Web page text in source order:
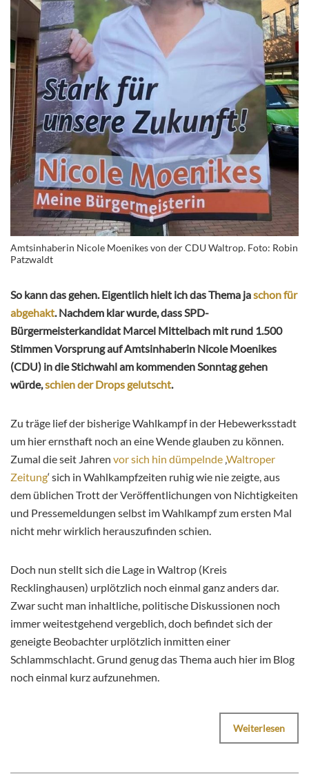
Amtsinhaberin Nicole Moenikes von der CDU Waltrop. Foto: Robin
Patzwaldt
So kann das gehen. Eigentlich hielt ich das Thema jaschon für
abgehakt. Nachdem klar wurde, dass SPD-
Bürgermeisterkandidat Marcel Mittelbach mit rund 1.500
Stimmen Vorsprung auf Amtsinhaberin Nicole Moenikes
(CDU) in die Stichwahl am kommenden Sonntag gehen
würde,schien der Drops gelutscht.
Zu träge lief der bisherige Wahlkampf in der Hebewerksstadt
um hier ernsthaft noch an eine Wende glauben zu können.
Zumal die seit Jahren vor sich hin dümpelnde ‚Waltroper
Zeitung‘ sich in Wahlkampfzeiten ruhig wie nie zeigte, aus
dem üblichen Trott der Veröffentlichungen von Nichtigkeiten
und Pressemeldungen selbst im Wahlkampf zum ersten Mal
nicht mehr wirklich herauszufinden schien.
Doch nun stellt sich die Lage in Waltrop (Kreis
Recklinghausen) urplötzlich noch einmal ganz anders dar.
Zwar sucht man inhaltliche, politische Diskussionen noch
immer weitestgehend vergeblich, doch befindet sich der
geneigte Beobachter urplötzlich inmitten einer
Schlammschlacht. Grund genug das Thema auch hier im Blog
noch einmal kurz aufzunehmen.
Weiterlesen